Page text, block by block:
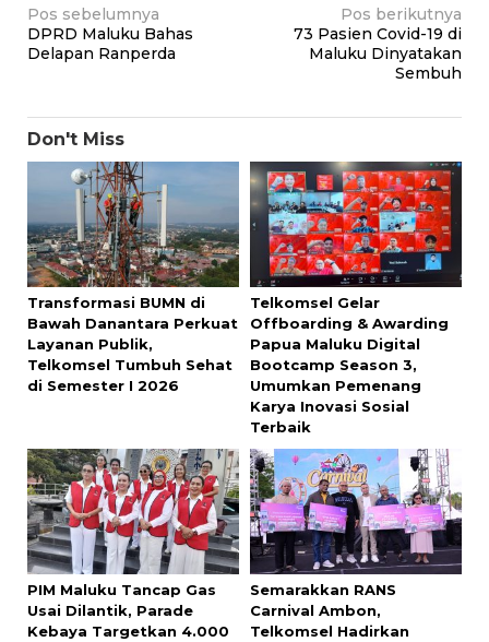
Navigasi
pos
Pos sebelumnya
DPRD Maluku Bahas
Delapan Ranperda
Pos berikutnya
73 Pasien Covid-19 di
Maluku Dinyatakan
Sembuh
Don't Miss
Transformasi BUMN di
Bawah Danantara Perkuat
Layanan Publik,
Telkomsel Tumbuh Sehat
di Semester I 2026
Telkomsel Gelar
Offboarding & Awarding
Papua Maluku Digital
Bootcamp Season 3,
Umumkan Pemenang
Karya Inovasi Sosial
Terbaik
PIM Maluku Tancap Gas
Usai Dilantik, Parade
Kebaya Targetkan 4.000
Semarakkan RANS
Carnival Ambon,
Telkomsel Hadirkan